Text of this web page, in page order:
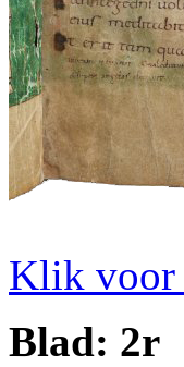
Klik voor
Blad: 2r